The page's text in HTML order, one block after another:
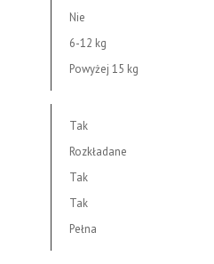
Nie
6-12 kg
Powyżej 15 kg
Tak
Rozkładane
Tak
Tak
Pełna